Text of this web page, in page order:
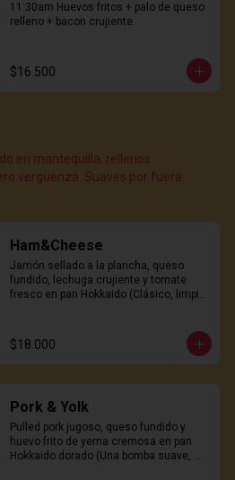
11:30am Huevos fritos + palo de queso
relleno + bacon crujiente.
$16.500
en mantequilla, rellenos
vergüenza. Suaves por fuera.
Ham&Cheese
Jamón sellado a la plancha, queso
fundido, lechuga crujiente y tomate
fresco en pan Hokkaido (Clásico, limpio
$18.000
Pork & Yolk
Pulled pork jugoso, queso fundido y
huevo frito de yema cremosa en pan
Hokkaido dorado (Una bomba suave,